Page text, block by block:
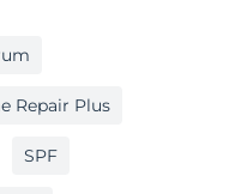
Repair Plus
SPF